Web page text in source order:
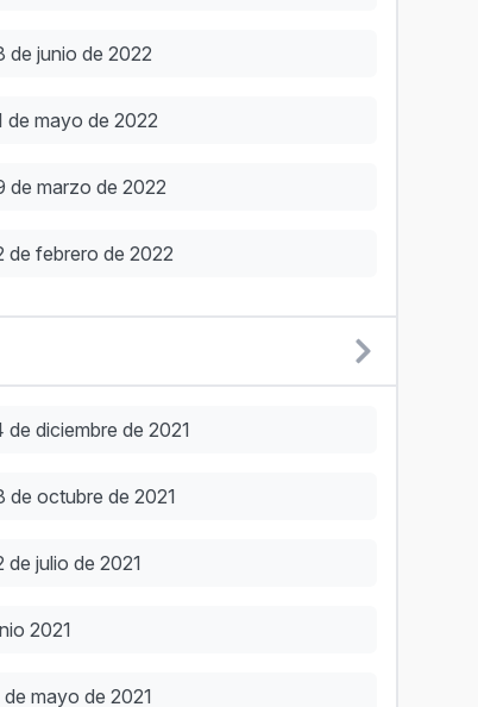
de junio de 2022
de mayo de 2022
de marzo de 2022
de febrero de 2022
diciembre de 2021
de octubre de 2021
julio de 2021
2021
mayo de 2021